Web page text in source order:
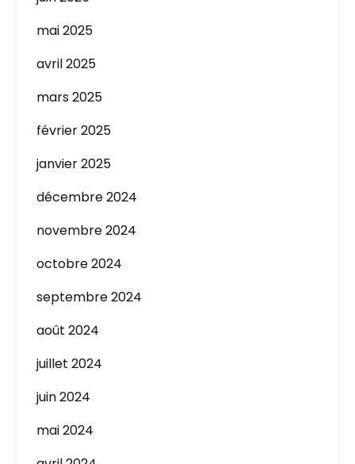
mai 2025
avril 2025
mars 2025
février 2025
janvier 2025
décembre 2024
novembre 2024
octobre 2024
septembre 2024
août 2024
juillet 2024
juin 2024
mai 2024